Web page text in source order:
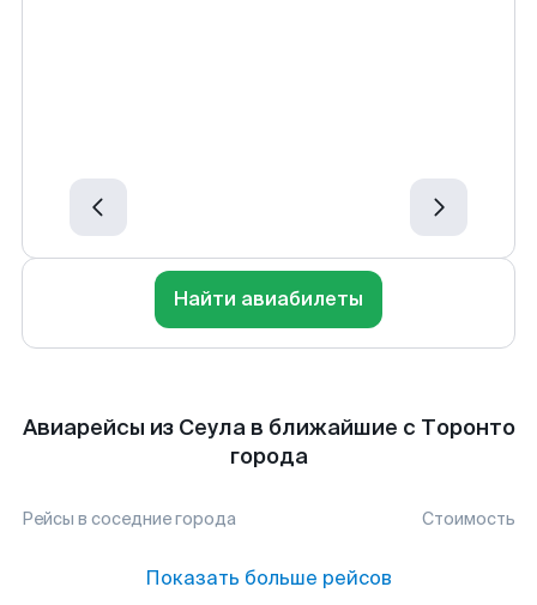
Найти авиабилеты
Авиарейсы из Сеула в ближайшие с Торонто
города
Рейсы в соседние города Стоимость
Показать больше рейсов